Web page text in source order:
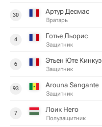
30 Артур Десмас
Вратарь
4 Готье Льорис
Защитник
6 Этьен Юте Кинкуэ
Защитник
93 Arouna Sangante
Защитник
7 Лоик Него
Полузащитник